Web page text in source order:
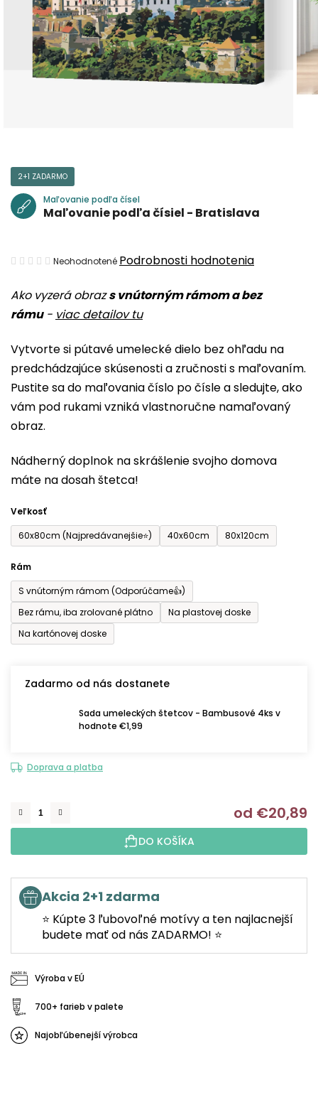
Ako vyzerá obrazs vnútorným rámom a bez
rámu- viac detailov tu
Vytvorte si pútavé umelecké dielo bez ohľadu na
predchádzajúce skúsenosti a zručnosti s maľovaním.
Pustite sa do maľovania číslo po čísle a sledujte, ako
vám pod rukami vzniká vlastnoručne namaľovaný
obraz.
Nádherný doplnok na skrášlenie svojho domova
máte na dosah štetca!
Veľkosť
60x80cm (Najpredávanejšie⭐)
40x60cm 80x120cm
Rám
S vnútorným rámom (Odporúčame👍)
Bez rámu, iba zrolované plátno
Na plastovej doske
Na kartónovej doske
Zadarmo od nás dostanete
Sada umeleckých štetcov - Bambusové 4ks v
hodnote €1,99
Doprava a platba
od €20,89
DO KOŠÍKA
Akcia 2+1 zdarma
⭐ Kúpte 3 ľubovoľné motívy a ten najlacnejší
budete mať od nás ZADARMO! ⭐
Výroba v EÚ
700+ farieb v palete
Najobľúbenejší výrobca
2+1 ZADARMO
Maľovanie podľa čísel
Maľovanie podľa čísiel - Bratislava
Priemerné
produktu
je
z
5
hviezdičiek.
Neohodnotené Podrobnosti hodnotenia